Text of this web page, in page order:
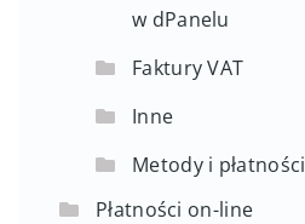
w dPanelu
Faktury VAT
Inne
Metody i płatności
Płatności on-line